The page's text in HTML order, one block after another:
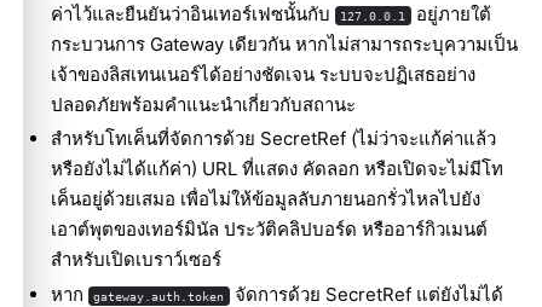
ค่าไว้และยืนยันว่าอินเทอร์เฟซนั้นกับ
127.0.0.1
อยู่ภายใต้
กระบวนการ Gateway เดียวกัน หากไม่สามารถระบุความเป็น
เจ้าของลิสเทนเนอร์ได้อย่างชัดเจน ระบบจะปฏิเสธอย่าง
ปลอดภัยพร้อมคำแนะนำเกี่ยวกับสถานะ
สำหรับโทเค็นที่จัดการด้วย SecretRef (ไม่ว่าจะแก้ค่าแล้ว
หรือยังไม่ได้แก้ค่า) URL ที่แสดง คัดลอก หรือเปิดจะไม่มีโท
เค็นอยู่ด้วยเสมอ เพื่อไม่ให้ข้อมูลลับภายนอกรั่วไหลไปยัง
เอาต์พุตของเทอร์มินัล ประวัติคลิปบอร์ด หรืออาร์กิวเมนต์
สำหรับเปิดเบราว์เซอร์
หาก
gateway.auth.token
จัดการด้วย SecretRef แต่ยังไม่ได้